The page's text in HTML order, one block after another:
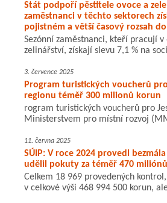
Stát podpoří pěstitele ovoce a
zaměstnanci v těchto sektorech
pojistném a větší časový rozsah
Sezónní zaměstnanci, kteří pracují v
zelinářství, získají slevu 7,1 % na
3. července 2025
Program turistických voucherů
regionu téměř 300 milionů korun
rogram turistických voucherů pro
Ministerstvem pro místní rozvoj
11. června 2025
SÚIP: V roce 2024 provedl
udělil pokuty za téměř 470 miliónů
Celkem 18 969 provedených
v celkové výši 468 994 500 korun,